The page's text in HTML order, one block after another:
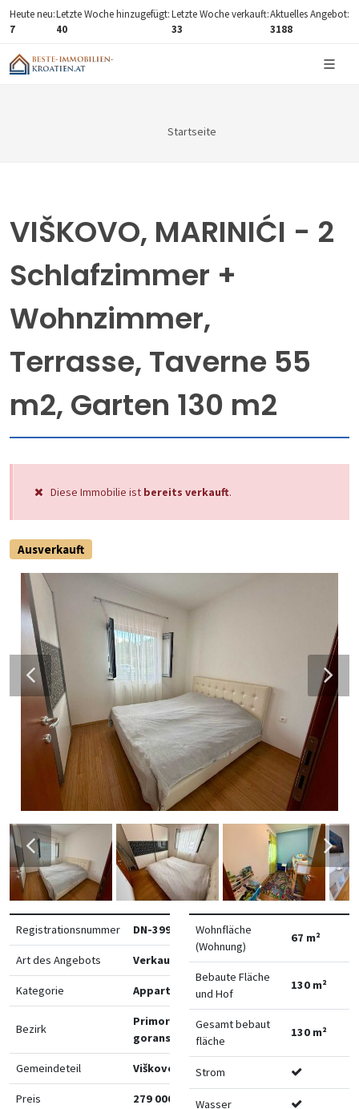
Heute neu:
7
Letzte Woche hinzugefügt:
40
Letzte Woche verkauft:
33
Aktuelles Angebot:
3188
Startseite
VIŠKOVO, MARINIĆI - 2
Schlafzimmer +
Wohnzimmer,
Terrasse, Taverne 55
m2, Garten 130 m2
Diese Immobilie ist bereits verkauft.
Ausverkauft
Registrationsnummer DN-39925
Art des Angebots Verkauf
Kategorie Appartements
Bezirk
Primorsko-
goranska
Gemeindeteil Viškovo
Preis 279 000 €
Wohnfläche
(Wohnung)
67 m²
Bebaute Fläche
und Hof
130 m²
Gesamt bebaut
fläche
130 m²
Strom
Wasser